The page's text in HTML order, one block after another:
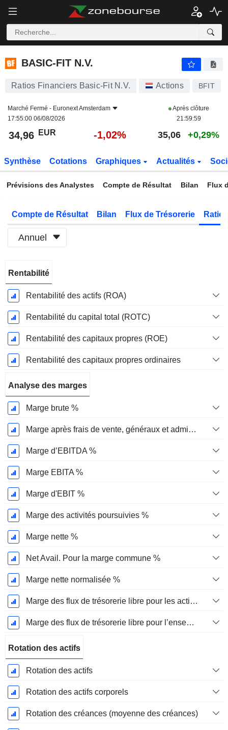
BASIC-FIT N.V.
BASIC-FIT N.V.
Ratios Financiers Basic-Fit N.V. Actions BFIT
Marché Fermé - Euronext Amsterdam
17:55:00 06/08/2026
Après clôture
21:59:59
34,96 EUR -1,02% 35,06 +0,29%
Synthèse Cotations Graphiques Actualités
Prévisions des Analystes Compte de Résultat Bilan Flux
Compte de Résultat Bilan Flux de Trésorerie
Annuel
Fiscale:
Décembre
Rentabilité
Rentabilité des actifs (ROA)
Rentabilité du capital total (ROTC)
Rentabilité des capitaux propres (ROE)
Rentabilité des capitaux propres ordinaires
Analyse des marges
Marge brute %
Marge après frais de vente, généraux et administratifs %
Marge d’EBITDA %
Marge EBITA %
Marge d'EBIT %
Marge des activités poursuivies %
Marge nette %
Net Avail. Pour la marge commune %
Marge nette normalisée %
Marge des flux de trésorerie libre pour les actionnaires
Marge des flux de trésorerie libre pour l’ensemble des pourvoyeurs de fonds
Rotation des actifs
Rotation des actifs
Rotation des actifs corporels
Rotation des créances (moyenne des créances)